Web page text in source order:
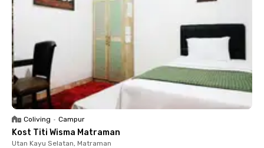
Coliving • Campur
Kost Titi Wisma Matraman
Utan Kayu Selatan, Matraman